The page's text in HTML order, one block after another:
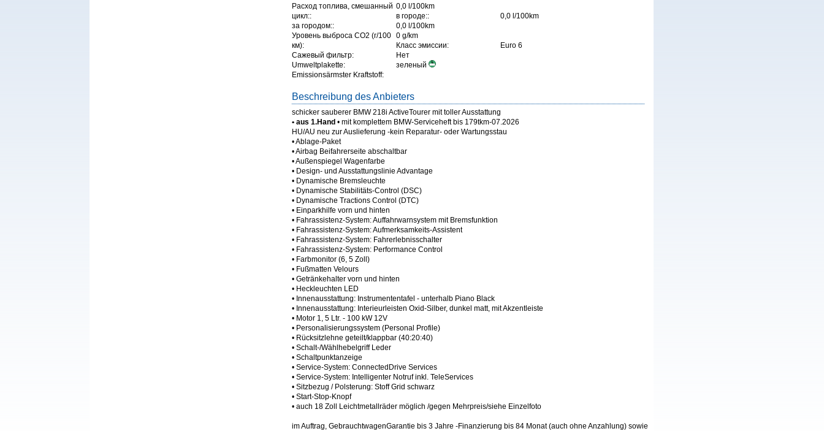
Расход топлива, смешанный
цикл::
0,0 l/100km
в городе::
0,0 l/100km
за городом::
0,0 l/100km
Уровень выброса СО2 (г/100
км):
0 g/km
Класс эмиссии:
Euro 6
Сажевый фильтр:
Нет
Umweltplakette:
зеленый
Emissionsärmster Kraftstoff:
Beschreibung des Anbieters
schicker sauberer BMW 218i ActiveTourer mit toller Ausstattung
• aus 1.Hand • mit komplettem BMW-Serviceheft bis 179tkm-07.2026
HU/AU neu zur Auslieferung -kein Reparatur- oder Wartungsstau
• Ablage-Paket
• Airbag Beifahrerseite abschaltbar
• Außenspiegel Wagenfarbe
• Design- und Ausstattungslinie Advantage
• Dynamische Bremsleuchte
• Dynamische Stabilitäts-Control (DSC)
• Dynamische Tractions Control (DTC)
• Einparkhilfe vorn und hinten
• Fahrassistenz-System: Auffahrwarnsystem mit Bremsfunktion
• Fahrassistenz-System: Aufmerksamkeits-Assistent
• Fahrassistenz-System: Fahrerlebnisschalter
• Fahrassistenz-System: Performance Control
• Farbmonitor (6, 5 Zoll)
• Fußmatten Velours
• Getränkehalter vorn und hinten
• Heckleuchten LED
• Innenausstattung: Instrumententafel - unterhalb Piano Black
• Innenausstattung: Interieurleisten Oxid-Silber, dunkel matt, mit Akzentleiste
• Motor 1, 5 Ltr. - 100 kW 12V
• Personalisierungssystem (Personal Profile)
• Rücksitzlehne geteilt/klappbar (40:20:40)
• Schalt-/Wählhebelgriff Leder
• Schaltpunktanzeige
• Service-System: ConnectedDrive Services
• Service-System: Intelligenter Notruf inkl. TeleServices
• Sitzbezug / Polsterung: Stoff Grid schwarz
• Start-Stop-Knopf
• auch 18 Zoll Leichtmetallräder möglich /gegen Mehrpreis/siehe Einzelfoto
im Auftrag, GebrauchtwagenGarantie bis 3 Jahre -Finanzierung bis 84 Monat (auch ohne Anzahlung) sowie